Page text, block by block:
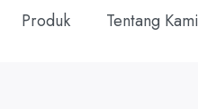
Produk Tentang Kami